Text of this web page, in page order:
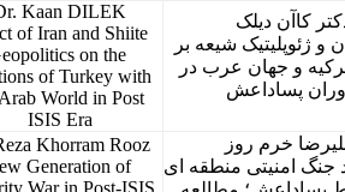
Dr. Kaan DILEK
Effect of Iran and Shiite
Geopolitics on the
Relations of Turkey with
the Arab World in Post
16:10-16:30
Ali Reza Khorram Rooz
New Generation of
Security War in Post-ISIS
16:30-16:50